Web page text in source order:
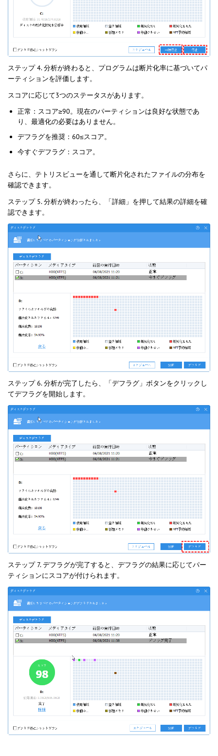
ステップ 4. 分析が終わると、プログラムは断片化率に基づいてパ
ーティションを評価します。
スコアに応じて3つのステータスがあります。
正常：スコア≥90。現在のパーティションは良好な状態であ
り、最適化の必要はありません。
デフラグを推奨：60≤スコア。
今すぐデフラグ：スコア。
さらに、テトリスビューを通して断片化されたファイルの分布を
確認できます。
ステップ 5. 分析が終わったら、「詳細」を押して結果の詳細を確
認できます。
ステップ 6. 分析が完了したら、「デフラグ」ボタンをクリックし
てデフラグを開始します。
ステップ 7. デフラグが完了すると、デフラグの結果に応じてパー
ティションにスコアが付けられます。